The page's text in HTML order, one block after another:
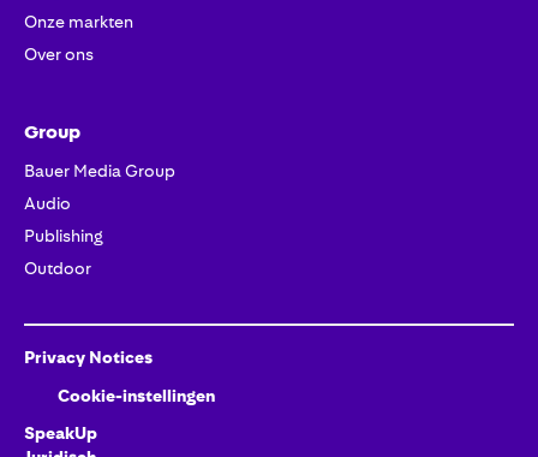
Onze markten
Over ons
Group
Bauer Media Group
Audio
Publishing
Outdoor
Privacy Notices
Cookie-instellingen
SpeakUp